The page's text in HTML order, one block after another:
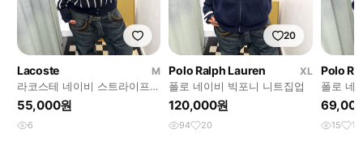
Lacoste
M
라코스테 네이비 스트라이프
가디건
55,000원
6
20
Polo Ralph Lauren
XL
폴로 네이비 빅포니 니트집업
120,000원
94 20
Polo
폴로 네
디건
15 1